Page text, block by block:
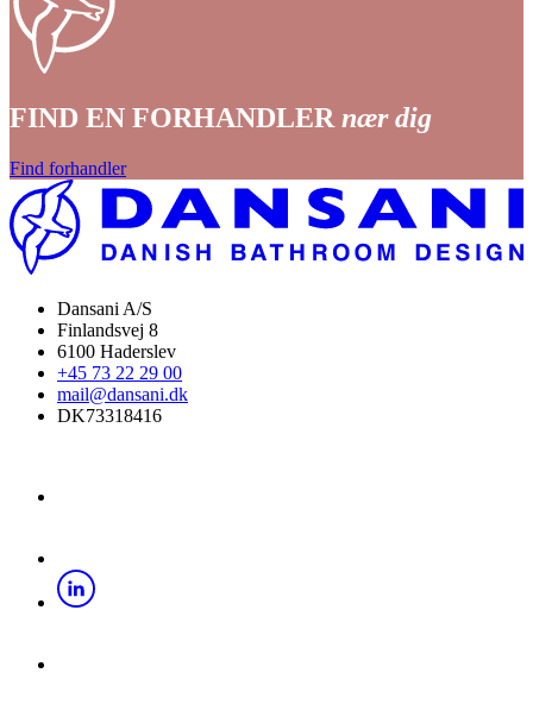
FIND EN FORHANDLER nær dig
Find forhandler
Dansani A/S
Finlandsvej 8
6100 Haderslev
+45 73 22 29 00
mail@dansani.dk
DK73318416